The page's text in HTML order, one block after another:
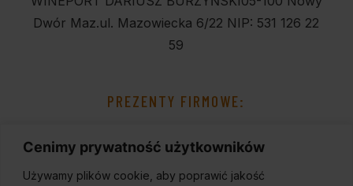
Cenimy prywatność użytkowników
Używamy plików cookie, aby poprawić jakość
Dwór Maz.ul. Mazowiecka 6/22 NIP: 531 126 22
59
PREZENTY FIRMOWE: